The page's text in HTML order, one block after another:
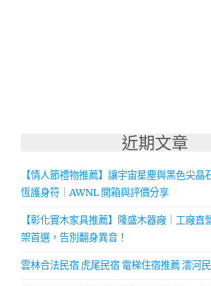
近期文章
【情人節禮物推薦】讓宇宙星塵與黑色尖晶
恆護身符｜AWNL 開箱與評價分享
【彰化實木家具推薦】隆盛木器廠｜工廠直
架首選，告別翻身異音！
雲林合法民宿 虎尾民宿 電梯住宿推薦 澐河